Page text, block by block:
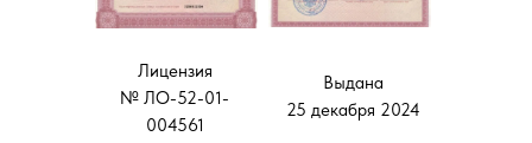
Лицензия
№ ЛО-52-01-
004561
Выдана
25 декабря 2024